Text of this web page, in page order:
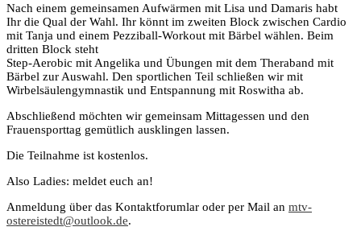
Nach einem gemeinsamen Aufwärmen mit Lisa und Damaris habt
Ihr die Qual der Wahl. Ihr könnt im zweiten Block zwischen Cardio
mit Tanja und einem Pezziball-Workout mit Bärbel wählen. Beim
dritten Block steht
Step-Aerobic mit Angelika und Übungen mit dem Theraband mit
Bärbel zur Auswahl. Den sportlichen Teil schließen wir mit
Wirbelsäulengymnastik und Entspannung mit Roswitha ab.
Abschließend möchten wir gemeinsam Mittagessen und den
Frauensporttag gemütlich ausklingen lassen.
Die Teilnahme ist kostenlos.
Also Ladies: meldet euch an!
Anmeldung über das Kontaktforumlar oder per Mail an mtv-
ostereistedt@outlook.de.